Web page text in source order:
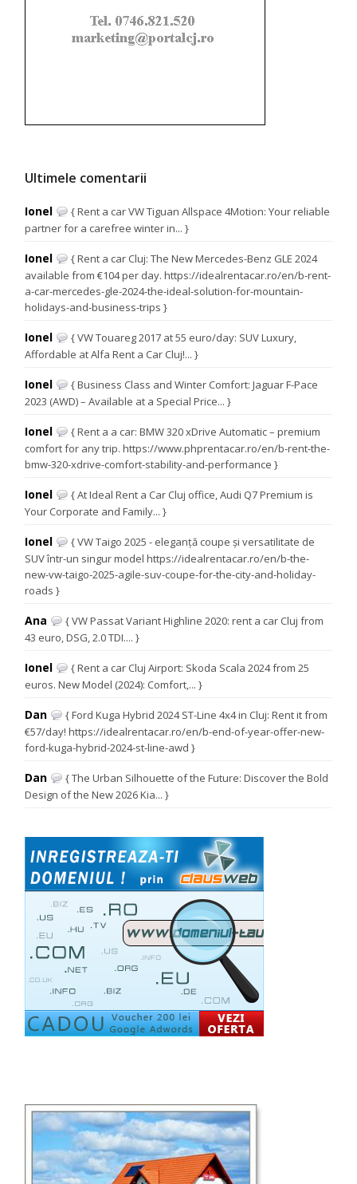
Ultimele comentarii
Ionel
{ Rent a car VW Tiguan Allspace 4Motion: Your reliable
partner for a carefree winter in... }
Ionel
{ Rent a car Cluj: The New Mercedes-Benz GLE 2024
available from €104 per day. https://idealrentacar.ro/en/b-rent-
a-car-mercedes-gle-2024-the-ideal-solution-for-mountain-
holidays-and-business-trips }
Ionel
{ VW Touareg 2017 at 55 euro/day: SUV Luxury,
Affordable at Alfa Rent a Car Cluj!... }
Ionel
{ Business Class and Winter Comfort: Jaguar F-Pace
2023 (AWD) – Available at a Special Price... }
Ionel
{ Rent a a car: BMW 320 xDrive Automatic – premium
comfort for any trip. https://www.phprentacar.ro/en/b-rent-the-
bmw-320-xdrive-comfort-stability-and-performance }
Ionel
{ At Ideal Rent a Car Cluj office, Audi Q7 Premium is
Your Corporate and Family... }
Ionel
{ VW Taigo 2025 - eleganță coupe și versatilitate de
SUV într-un singur model https://idealrentacar.ro/en/b-the-
new-vw-taigo-2025-agile-suv-coupe-for-the-city-and-holiday-
roads }
Ana
{ VW Passat Variant Highline 2020: rent a car Cluj from
43 euro, DSG, 2.0 TDI.... }
Ionel
{ Rent a car Cluj Airport: Skoda Scala 2024 from 25
euros. New Model (2024): Comfort,... }
Dan
{ Ford Kuga Hybrid 2024 ST-Line 4x4 in Cluj: Rent it from
€57/day! https://idealrentacar.ro/en/b-end-of-year-offer-new-
ford-kuga-hybrid-2024-st-line-awd }
Dan
{ The Urban Silhouette of the Future: Discover the Bold
Design of the New 2026 Kia... }